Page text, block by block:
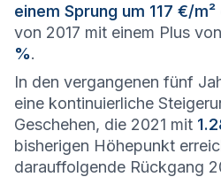
einem Sprung um 117 €/
von 2017 mit einem Plus von
%.
In den vergangenen fünf
eine kontinuierliche
Geschehen, die 2021 mit
bisherigen Höhepunkt
darauffolgende Rückgang